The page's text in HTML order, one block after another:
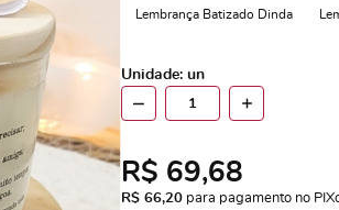
Lembrança Batizado Dinda
Unidade: un
R$ 69,68
R$ 66,20 para pagamento no PIX